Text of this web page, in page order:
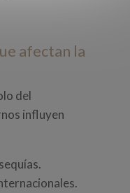
afectan la
del
influyen